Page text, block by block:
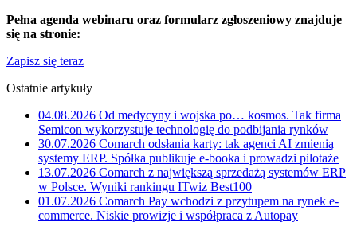
Pełna agenda webinaru oraz formularz zgłoszeniowy znajduje
się na stronie:
Zapisz się teraz
Ostatnie artykuły
04.08.2026 Od medycyny i wojska po… kosmos. Tak firma
Semicon wykorzystuje technologię do podbijania rynków
30.07.2026 Comarch odsłania karty: tak agenci AI zmienią
systemy ERP. Spółka publikuje e-booka i prowadzi pilotaże
13.07.2026 Comarch z największą sprzedażą systemów ERP
w Polsce. Wyniki rankingu ITwiz Best100
01.07.2026 Comarch Pay wchodzi z przytupem na rynek e-
commerce. Niskie prowizje i współpraca z Autopay